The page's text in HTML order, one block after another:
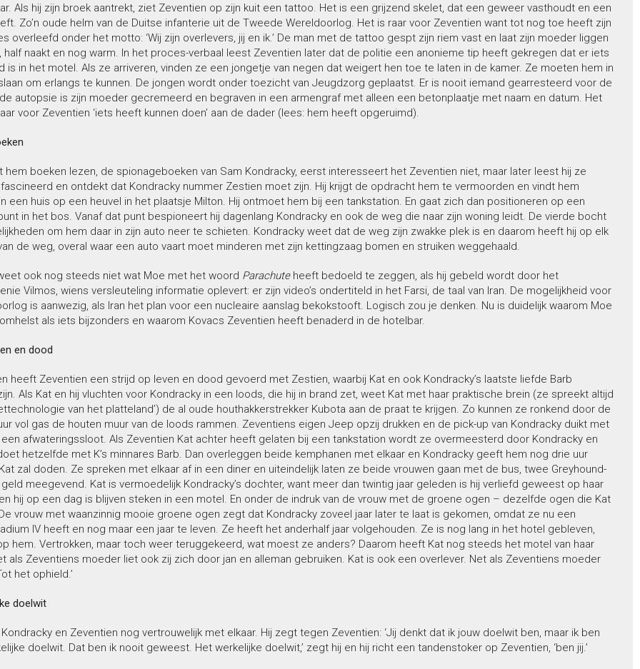
Als hij zijn broek aantrekt, ziet Zeventien op zijn kuit een tattoo. Het is een grijzend skelet, dat een geweer vasthoudt en een
Zo’n oude helm van de Duitse infanterie uit de Tweede Wereldoorlog. Het is raar voor Zeventien want tot nog toe heeft zijn
overleefd onder het motto: ‘Wij zijn overlevers, jij en ik.’ De man met de tattoo gespt zijn riem vast en laat zijn moeder liggen
half naakt en nog warm. In het proces-verbaal leest Zeventien later dat de politie een anonieme tip heeft gekregen dat er iets
is in het motel. Als ze arriveren, vinden ze een jongetje van negen dat weigert hen toe te laten in de kamer. Ze moeten hem in
om erlangs te kunnen. De jongen wordt onder toezicht van Jeugdzorg geplaatst. Er is nooit iemand gearresteerd voor de
autopsie is zijn moeder gecremeerd en begraven in een armengraf met alleen een betonplaatje met naam en datum. Het
voor Zeventien ‘iets heeft kunnen doen’ aan de dader (lees: hem heeft opgeruimd).
hem boeken lezen, de spionageboeken van Sam Kondracky, eerst interesseert het Zeventien niet, maar later leest hij ze
en ontdekt dat Kondracky nummer Zestien moet zijn. Hij krijgt de opdracht hem te vermoorden en vindt hem
een huis op een heuvel in het plaatsje Milton. Hij ontmoet hem bij een tankstation. En gaat zich dan positioneren op een
in het bos. Vanaf dat punt bespioneert hij dagenlang Kondracky en ook de weg die naar zijn woning leidt. De vierde bocht
om hem daar in zijn auto neer te schieten. Kondracky weet dat de weg zijn zwakke plek is en daarom heeft hij op elk
de weg, overal waar een auto vaart moet minderen met zijn kettingzaag bomen en struiken weggehaald.
ook nog steeds niet wat Moe met het woord Parachuteheeft bedoeld te zeggen, als hij gebeld wordt door het
Vilmos, wiens versleuteling informatie oplevert: er zijn video’s ondertiteld in het Farsi, de taal van Iran. De mogelijkheid voor
is aanwezig, als Iran het plan voor een nucleaire aanslag bekokstooft. Logisch zou je denken. Nu is duidelijk waarom Moe
als iets bijzonders en waarom Kovacs Zeventien heeft benaderd in de hotelbar.
en dood
heeft Zeventien een strijd op leven en dood gevoerd met Zestien, waarbij Kat en ook Kondracky’s laatste liefde Barb
Als Kat en hij vluchten voor Kondracky in een loods, die hij in brand zet, weet Kat met haar praktische brein (ze spreekt altijd
van het platteland’) de al oude houthakkerstrekker Kubota aan de praat te krijgen. Zo kunnen ze ronkend door de
vol gas de houten muur van de loods rammen. Zeventiens eigen Jeep opzij drukken en de pick-up van Kondracky duikt met
een afwateringssloot. Als Zeventien Kat achter heeft gelaten bij een tankstation wordt ze overmeesterd door Kondracky en
hetzelfde met K’s minnares Barb. Dan overleggen beide kemphanen met elkaar en Kondracky geeft hem nog drie uur
zal doden. Ze spreken met elkaar af in een diner en uiteindelijk laten ze beide vrouwen gaan met de bus, twee Greyhound-
meegevend. Kat is vermoedelijk Kondracky’s dochter, want meer dan twintig jaar geleden is hij verliefd geweest op haar
hij op een dag is blijven steken in een motel. En onder de indruk van de vrouw met de groene ogen – dezelfde ogen die Kat
vrouw met waanzinnig mooie groene ogen zegt dat Kondracky zoveel jaar later te laat is gekomen, omdat ze nu een
IV heeft en nog maar een jaar te leven. Ze heeft het anderhalf jaar volgehouden. Ze is nog lang in het hotel gebleven,
hem. Vertrokken, maar toch weer teruggekeerd, wat moest ze anders? Daarom heeft Kat nog steeds het motel van haar
als Zeventiens moeder liet ook zij zich door jan en alleman gebruiken. Kat is ook een overlever. Net als Zeventiens moeder
het ophield.’
doelwit
en Zeventien nog vertrouwelijk met elkaar. Hij zegt tegen Zeventien: ‘Jij denkt dat ik jouw doelwit ben, maar ik ben
doelwit. Dat ben ik nooit geweest. Het werkelijke doelwit,’ zegt hij en hij richt een tandenstoker op Zeventien, ‘ben jij.’